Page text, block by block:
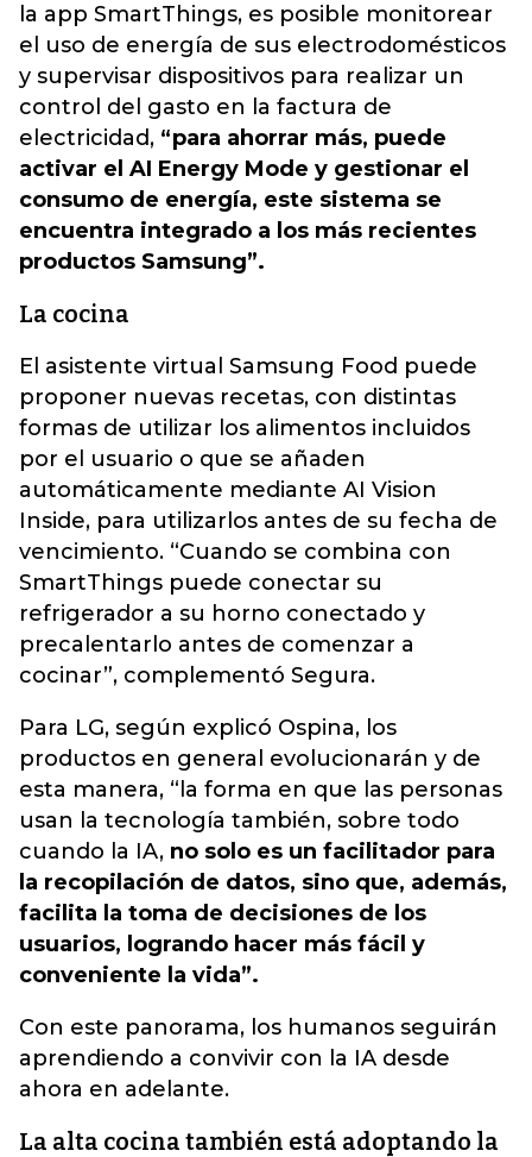
la app SmartThings, es posible monitorear
el uso de energía de sus electrodomésticos
y supervisar dispositivos para realizar un
control del gasto en la factura de
electricidad, “para ahorrar más, puede
activar el AI Energy Mode y gestionar el
consumo de energía, este sistema se
encuentra integrado a los más recientes
productos Samsung”.
La cocina
El asistente virtual Samsung Food puede
proponer nuevas recetas, con distintas
formas de utilizar los alimentos incluidos
por el usuario o que se añaden
automáticamente mediante AI Vision
Inside, para utilizarlos antes de su fecha de
vencimiento. “Cuando se combina con
SmartThings puede conectar su
refrigerador a su horno conectado y
precalentarlo antes de comenzar a
cocinar”, complementó Segura.
Para LG, según explicó Ospina, los
productos en general evolucionarán y de
esta manera, “la forma en que las personas
usan la tecnología también, sobre todo
cuando la IA, no solo es un facilitador para
la recopilación de datos, sino que, además,
facilita la toma de decisiones de los
usuarios, logrando hacer más fácil y
conveniente la vida”.
Con este panorama, los humanos seguirán
aprendiendo a convivir con la IA desde
ahora en adelante.
La alta cocina también está adoptando la